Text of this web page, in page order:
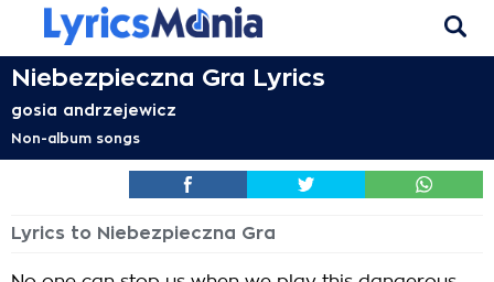
Niebezpieczna Gra Lyrics
gosia andrzejewicz
Non-album songs
Lyrics to Niebezpieczna Gra